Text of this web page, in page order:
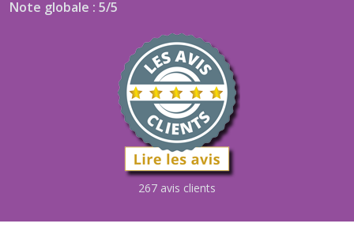
Note globale : 5/5
267 avis clients